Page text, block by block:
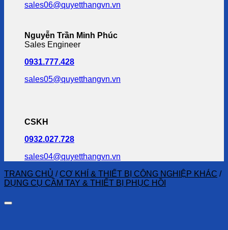
sales06@quyetthangvn.vn
Nguyễn Trần Minh Phúc
Sales Engineer
0931.777.428
sales05@quyetthangvn.vn
CSKH
0932.027.728
sales04@quyetthangvn.vn
TRANG CHỦ / CƠ KHÍ & THIẾT BỊ CÔNG NGHIỆP KHÁC /
DỤNG CỤ CẦM TAY & THIẾT BỊ PHỤC HỒI